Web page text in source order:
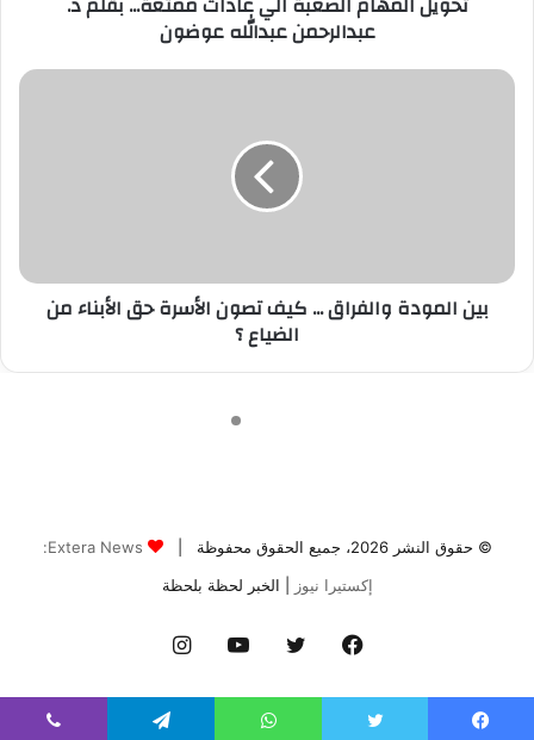
© حقوق النشر 2026، جميع الحقوق محفوظة |
Extera News:
إكستيرا نيوز
| الخبر لحظة بلحظة
فيسبوك تويتر يوتيوب